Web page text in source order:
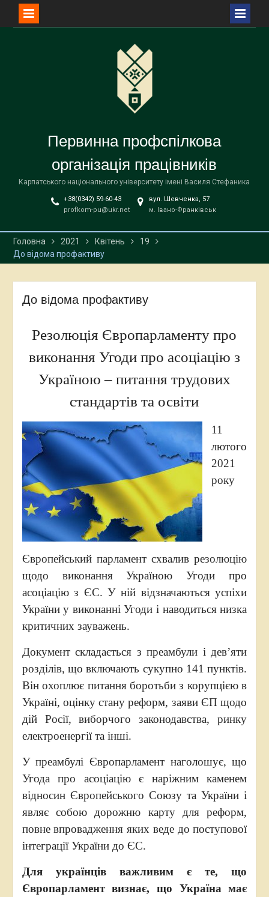
Первинна профспілкова
організація працівників
Карпатського національного університету імені Василя Стефаника
+38(0342) 59-60-43
profkom-pu@ukr.net
вул. Шевченка, 57
м. Івано-Франківськ
Головна 2021 Квітень
19
До відома профактиву
До відома профактиву
Резолюція Європарламенту про
виконання Угоди про асоціацію з
Україною – питання трудових
стандартів та освіти
11
лютого
2021
року
Європейський парламент схвалив резолюцію
щодо виконання Україною Угоди про
асоціацію з ЄС. У ній відзначаються успіхи
України у виконанні Угоди і наводиться низка
критичних зауважень.
Документ складається з преамбули і дев’яти
розділів, що включають сукупно 141 пунктів.
Він охоплює питання боротьби з корупцією в
Україні, оцінку стану реформ, заяви ЄП щодо
дій Росії, виборчого законодавства, ринку
електроенергії та інші.
У преамбулі Європарламент наголошує, що
Угода про асоціацію є наріжним каменем
відносин Європейського Союзу та України і
являє собою дорожню карту для реформ,
повне впровадження яких веде до поступової
інтеграції України до ЄС.
Для українців
важливим є те, що
Європарламент визнає, що Україна має